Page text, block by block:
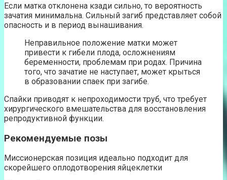
Если матка отклонена кзади сильно, то вероятность
зачатия минимальна. Сильный загиб представляет собой
опасность и в период вынашивания.
Неправильное положение матки может
привести к гибели плода, осложнениям
беременности, проблемам при родах. Причина
того, что зачатие не наступает, может крыться
в образовании спаек при загибе.
Спайки приводят к непроходимости труб, что требует
хирургического вмешательства для восстановления
репродуктивной функции.
Рекомендуемые позы
Миссионерская позиция идеально подходит для
скорейшего оплодотворения яйцеклетки